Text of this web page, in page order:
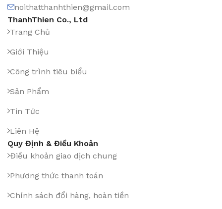
noithatthanhthien@gmail.com
ThanhThien Co., Ltd
Trang Chủ
Giới Thiệu
Công trình tiêu biểu
Sản Phẩm
Tin Tức
Liên Hệ
Quy Định & Điều Khoản
Điều khoản giao dịch chung
Phương thức thanh toán
Chính sách đổi hàng, hoàn tiền